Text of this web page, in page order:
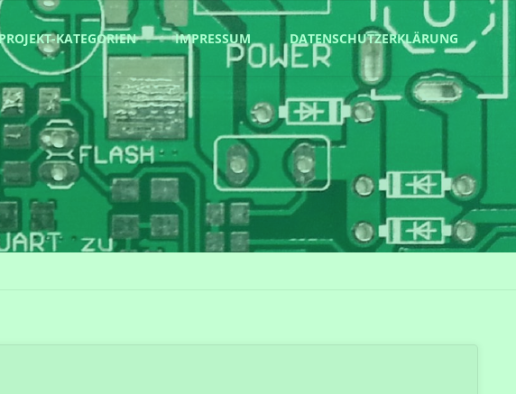
KATEGORIEN IMPRESSUM DATENSCHUTZERKLÄRUNG